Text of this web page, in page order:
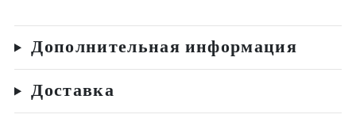
Дополнительная информация
Доставка